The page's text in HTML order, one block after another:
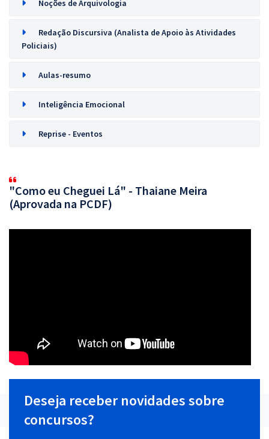
Noções de Arquivologia
Redação Discursiva (Analista de Apoio às Atividades
Policiais)
Aulas-resumo
Inteligência Emocional
Reprise - Eventos
"Como eu Cheguei Lá" - Thaiane Meira
(Aprovada na PCDF)
Deseja receber novidades sobre
concursos?